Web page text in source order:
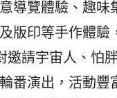
導覽體驗、趣
版印等手作體
邀請宇宙人、怕
番演出，活動